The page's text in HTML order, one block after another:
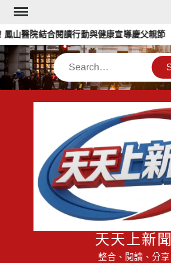
Skip
content
山醫院結合閱讀行動與健康宣導慶父親節
Search
天天上新聞
整合、閱讀、分享